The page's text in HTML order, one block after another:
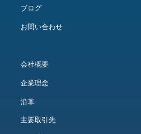
ブログ
お問い合わせ
会社概要
企業理念
沿革
主要取引先